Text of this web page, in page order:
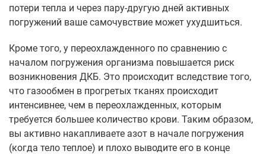
потери тепла и через пару-другую дней активных
погружений ваше самочувствие может ухудшиться.
Кроме того, у переохлажденного по сравнению с
началом погружения организма повышается риск
возникновения ДКБ. Это происходит вследствие того,
что газообмен в прогретых тканях происходит
интенсивнее, чем в переохлажденных, которым
требуется большее количество крови. Таким образом,
вы активно накапливаете азот в начале погружения
(когда тело теплое) и плохо выводите его в конце